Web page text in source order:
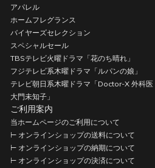
アパレル
ホームフレグランス
バイヤーズセレクション
スペシャルセール
TBSテレビ火曜ドラマ「花のち晴れ」
フジテレビ系木曜ドラマ「ルパンの娘」
テレビ朝日系木曜ドラマ「Doctor-X 外科医
大門未知子」
ご利用案内
当ホームページのご利用について
⊢ オンラインショップの送料について
⊢ オンラインショップの納期について
⊢ オンラインショップの決済について